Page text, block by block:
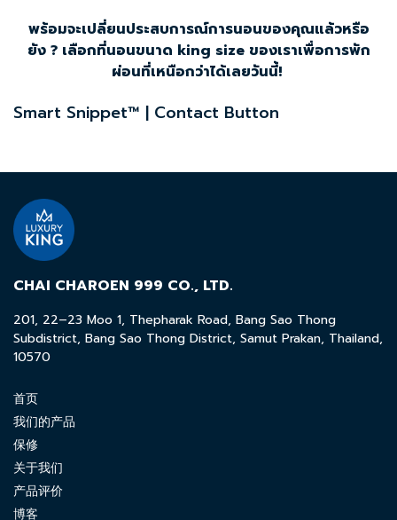
พร้อมจะเปลี่ยนประสบการณ์การนอนของคุณแล้วหรือ
ยัง? เลือกที่นอนขนาด king size ของเราเพื่อการพัก
ผ่อนที่เหนือกว่าได้เลยวันนี้!
Smart Snippet™ | Contact Button
CHAI CHAROEN 999 CO., LTD.
201, 22–23 Moo 1, Thepharak Road, Bang Sao Thong
Subdistrict, Bang Sao Thong District, Samut Prakan, Thailand,
10570
首页
我们的产品
保修
关于我们
产品评价
博客